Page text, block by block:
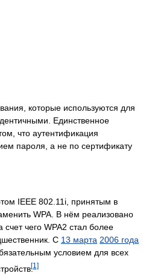
которые используются для
Единственное
что аутентификация
пароля, а не по сертификату
IEEE 802.11i, принятым в
WPA. В нём реализовано
счет чего WPA2 стал более
С 13 марта 2006 года
условием для всех
[1]